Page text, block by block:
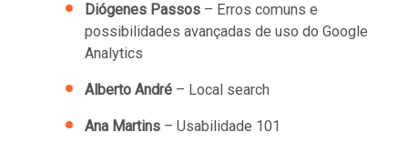
Diógenes Passos – Erros comuns e
possibilidades avançadas de uso do Google
Analytics
Alberto André – Local search
Ana Martins – Usabilidade 101